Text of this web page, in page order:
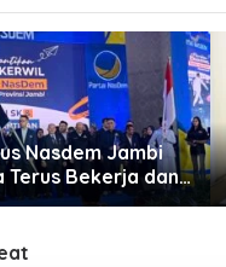
Nasdem Jambi
Terus Bekerja dan
Perolehan